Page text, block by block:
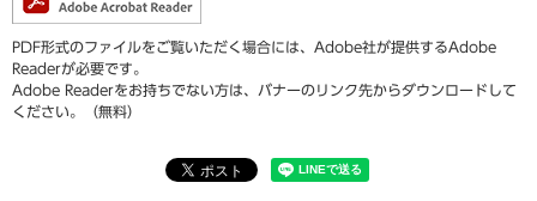
PDF形式のファイルをご覧いただく場合には、Adobe社が提供するAdobe
Readerが必要です。
Adobe Readerをお持ちでない方は、バナーのリンク先からダウンロードして
ください。（無料）